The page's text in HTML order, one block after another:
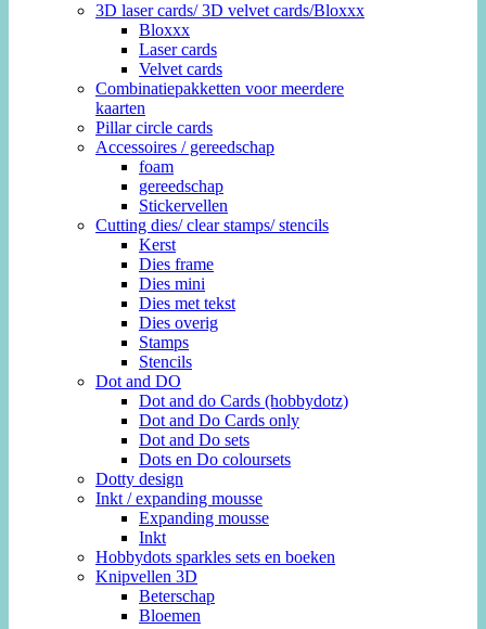
3D laser cards/ 3D velvet cards/Bloxxx
Bloxxx
Laser cards
Velvet cards
Combinatiepakketten voor meerdere
kaarten
Pillar circle cards
Accessoires / gereedschap
foam
gereedschap
Stickervellen
Cutting dies/ clear stamps/ stencils
Kerst
Dies frame
Dies mini
Dies met tekst
Dies overig
Stamps
Stencils
Dot and DO
Dot and do Cards (hobbydotz)
Dot and Do Cards only
Dot and Do sets
Dots en Do coloursets
Dotty design
Inkt / expanding mousse
Expanding mousse
Inkt
Hobbydots sparkles sets en boeken
Knipvellen 3D
Beterschap
Bloemen